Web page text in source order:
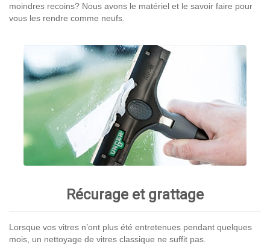
moindres recoins? Nous avons le matériel et le savoir faire pour
vous les rendre comme neufs.
Récurage et grattage
Lorsque vos vitres n’ont plus été entretenues pendant quelques
mois, un nettoyage de vitres classique ne suffit pas.